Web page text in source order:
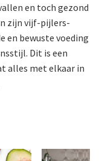
en toch gezond
zijn vijf-pijlers-
en bewuste voeding
Dit is een
alles met elkaar in